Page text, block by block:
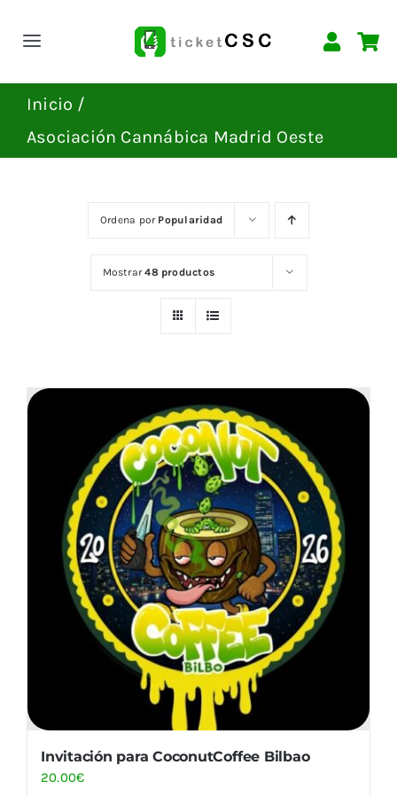
Toggle
Navigation
EVENTOS
Inicio
Asociación Cannábica Madrid Oeste
Ordena por Popularidad
Mostrar48 productos
Invitación para CoconutCoffee Bilbao
20.00€